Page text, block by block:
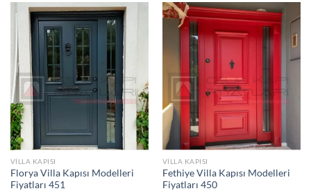
VILLA KAPISI
Florya Villa Kapısı Modelleri
Fiyatları 451
VILLA KAPISI
Fethiye Villa Kapısı Modelleri
Fiyatları 450